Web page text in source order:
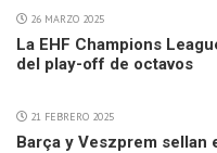
26 MARZO 2025
La EHF Champions
del play-off de octavos
21 FEBRERO 2025
Barça y Veszprem sellan